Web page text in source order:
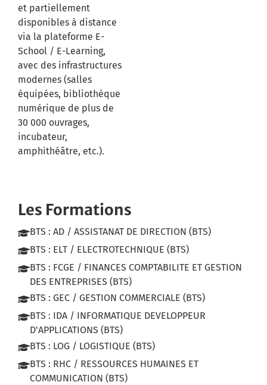
et partiellement
disponibles à distance
via la plateforme E-
School / E-Learning,
avec des infrastructures
modernes (salles
équipées, bibliothèque
numérique de plus de
30 000 ouvrages,
incubateur,
amphithéâtre, etc.).
Les Formations
BTS : AD / ASSISTANAT DE DIRECTION (BTS)
BTS : ELT / ELECTROTECHNIQUE (BTS)
BTS : FCGE / FINANCES COMPTABILITE ET GESTION
DES ENTREPRISES (BTS)
BTS : GEC / GESTION COMMERCIALE (BTS)
BTS : IDA / INFORMATIQUE DEVELOPPEUR
D'APPLICATIONS (BTS)
BTS : LOG / LOGISTIQUE (BTS)
BTS : RHC / RESSOURCES HUMAINES ET
COMMUNICATION (BTS)